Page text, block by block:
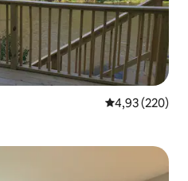
Prosječna
4,93 (220)